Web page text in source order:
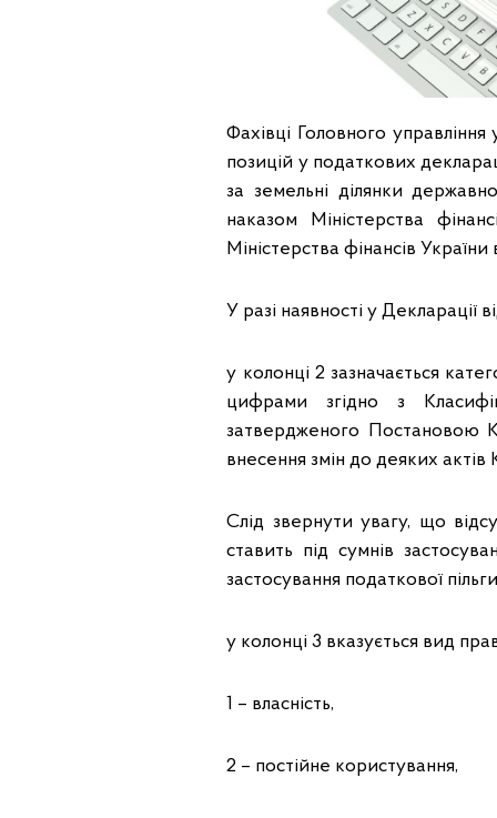
Фахівці Головного
позицій у податкових
за земельні ділянки
наказом Міністерства
Міністерства фінансів
У разі наявності у Декларації
у колонці 2 зазначається
цифрами згідно з
затвердженого Постановою
внесення змін до деяких актів
Слід звернути увагу, що
ставить під сумнів
застосування податкової
у колонці 3 вказується вид
1 – власність,
2 – постійне користування,